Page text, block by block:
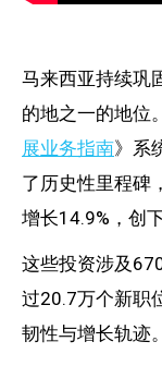
马来西亚持续巩
的地之一的地位
展业务指南》系
了历史性里程碑
增长14.9%，创
这些投资涉及
过20.7万个新职
韧性与增长轨迹。